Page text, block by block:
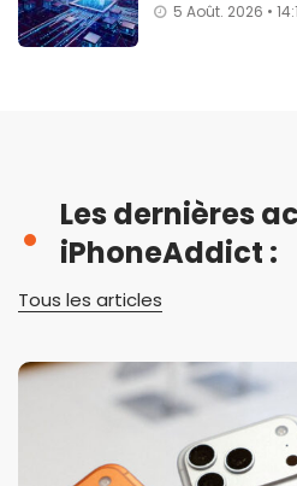
5 Août. 2026 •
Les dernières
iPhoneAddict :
Tous les articles